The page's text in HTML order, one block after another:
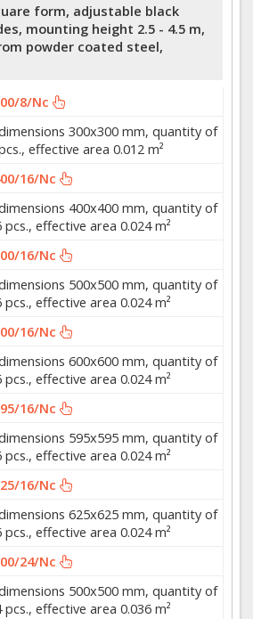
form, adjustable black
mounting height 2.5 - 4.5 m,
powder coated steel,
8/Nc
300x300 mm, quantity of
effective area 0.012 m²
16/Nc
400x400 mm, quantity of
pcs., effective area 0.024 m²
16/Nc
500x500 mm, quantity of
pcs., effective area 0.024 m²
16/Nc
600x600 mm, quantity of
pcs., effective area 0.024 m²
16/Nc
595x595 mm, quantity of
pcs., effective area 0.024 m²
16/Nc
625x625 mm, quantity of
pcs., effective area 0.024 m²
24/Nc
500x500 mm, quantity of
pcs., effective area 0.036 m²